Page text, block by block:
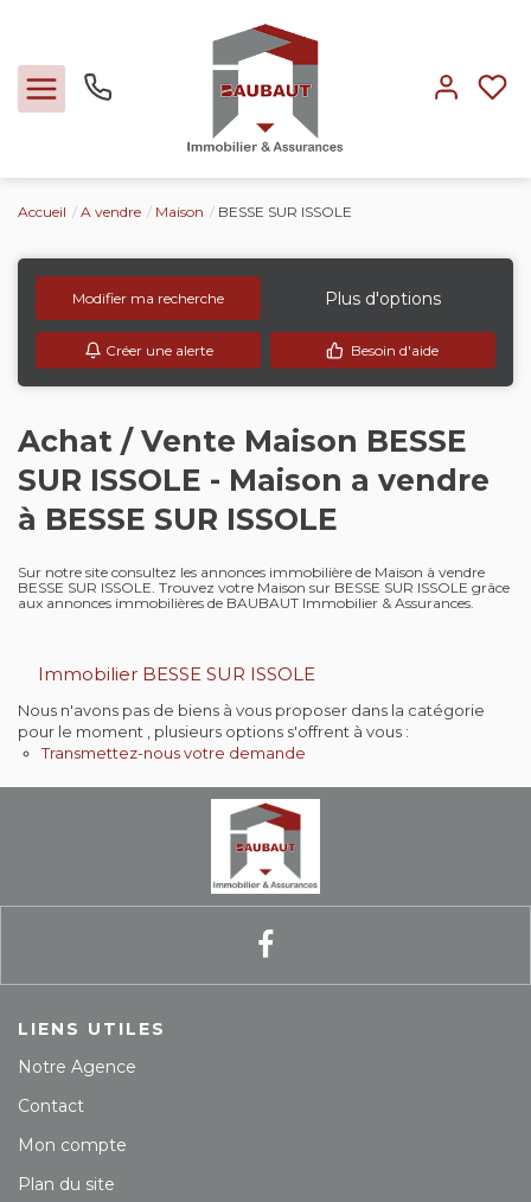
Locations
Expertise
Nos métiers
L'agence
Contact
Estimation
Avis clients
Accueil A vendre Maison BESSE SUR ISSOLE
Modifier ma recherche Plus d'options
Créer une alerte Besoin d'aide
Achat / Vente Maison BESSE
SUR ISSOLE - Maison a vendre
à BESSE SUR ISSOLE
Sur notre site consultez les annonces immobilière de Maison à vendre
BESSE SUR ISSOLE. Trouvez votre Maison sur BESSE SUR ISSOLE grâce
aux annonces immobilières de BAUBAUT Immobilier & Assurances.
Immobilier BESSE SUR ISSOLE
Nous n'avons pas de biens à vous proposer dans la catégorie
pour le moment , plusieurs options s'offrent à vous :
Transmettez-nous votre demande
LIENS UTILES
Notre Agence
Contact
Mon compte
Plan du site